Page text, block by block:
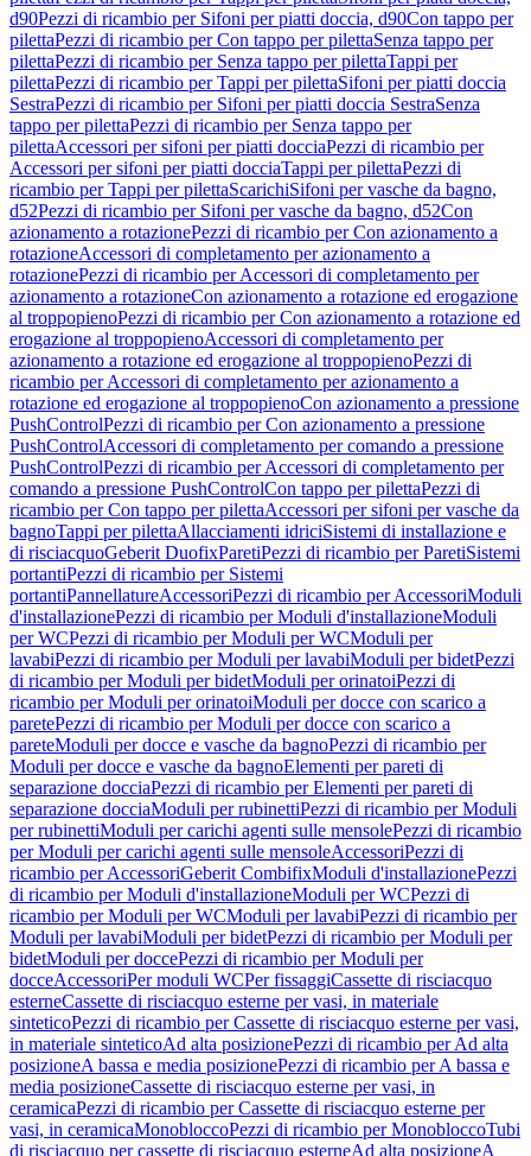
d90Pezzi di ricambio per Sifoni per piatti doccia, d90Con tappo per
pilettaPezzi di ricambio per Con tappo per pilettaSenza tappo per
pilettaPezzi di ricambio per Senza tappo per pilettaTappi per
pilettaPezzi di ricambio per Tappi per pilettaSifoni per piatti doccia
SestraPezzi di ricambio per Sifoni per piatti doccia SestraSenza
tappo per pilettaPezzi di ricambio per Senza tappo per
pilettaAccessori per sifoni per piatti docciaPezzi di ricambio per
Accessori per sifoni per piatti docciaTappi per pilettaPezzi di
ricambio per Tappi per pilettaScarichiSifoni per vasche da bagno,
d52Pezzi di ricambio per Sifoni per vasche da bagno, d52Con
azionamento a rotazionePezzi di ricambio per Con azionamento a
rotazioneAccessori di completamento per azionamento a
rotazionePezzi di ricambio per Accessori di completamento per
azionamento a rotazioneCon azionamento a rotazione ed erogazione
al troppopienoPezzi di ricambio per Con azionamento a rotazione ed
erogazione al troppopienoAccessori di completamento per
azionamento a rotazione ed erogazione al troppopienoPezzi di
ricambio per Accessori di completamento per azionamento a
rotazione ed erogazione al troppopienoCon azionamento a pressione
PushControlPezzi di ricambio per Con azionamento a pressione
PushControlAccessori di completamento per comando a pressione
PushControlPezzi di ricambio per Accessori di completamento per
comando a pressione PushControlCon tappo per pilettaPezzi di
ricambio per Con tappo per pilettaAccessori per sifoni per vasche da
bagnoTappi per pilettaAllacciamenti idriciSistemi di installazione e
di risciacquoGeberit DuofixParetiPezzi di ricambio per ParetiSistemi
portantiPezzi di ricambio per Sistemi
portantiPannellatureAccessoriPezzi di ricambio per AccessoriModuli
d'installazionePezzi di ricambio per Moduli d'installazioneModuli
per WCPezzi di ricambio per Moduli per WCModuli per
lavabiPezzi di ricambio per Moduli per lavabiModuli per bidetPezzi
di ricambio per Moduli per bidetModuli per orinatoiPezzi di
ricambio per Moduli per orinatoiModuli per docce con scarico a
paretePezzi di ricambio per Moduli per docce con scarico a
pareteModuli per docce e vasche da bagnoPezzi di ricambio per
Moduli per docce e vasche da bagnoElementi per pareti di
separazione docciaPezzi di ricambio per Elementi per pareti di
separazione docciaModuli per rubinettiPezzi di ricambio per Moduli
per rubinettiModuli per carichi agenti sulle mensolePezzi di ricambio
per Moduli per carichi agenti sulle mensoleAccessoriPezzi di
ricambio per AccessoriGeberit CombifixModuli d'installazionePezzi
di ricambio per Moduli d'installazioneModuli per WCPezzi di
ricambio per Moduli per WCModuli per lavabiPezzi di ricambio per
Moduli per lavabiModuli per bidetPezzi di ricambio per Moduli per
bidetModuli per doccePezzi di ricambio per Moduli per
docceAccessoriPer moduli WCPer fissaggiCassette di risciacquo
esterneCassette di risciacquo esterne per vasi, in materiale
sinteticoPezzi di ricambio per Cassette di risciacquo esterne per vasi,
in materiale sinteticoAd alta posizionePezzi di ricambio per Ad alta
posizioneA bassa e media posizionePezzi di ricambio per A bassa e
media posizioneCassette di risciacquo esterne per vasi, in
ceramicaPezzi di ricambio per Cassette di risciacquo esterne per
vasi, in ceramicaMonobloccoPezzi di ricambio per MonobloccoTubi
di risciacquo per cassette di risciacquo esterneAd alta posizioneA